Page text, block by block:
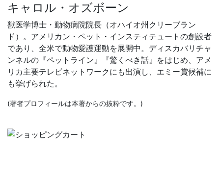
キャロル・オズボーン
獣医学博士・動物病院院長（オハイオ州クリーブラン
ド）。アメリカン・ペット・インスティテュートの創設者
であり、全米で動物愛護運動を展開中。ディスカバリチャ
ンネルの『ペットライン』『驚くべき話』をはじめ、アメ
リカ主要テレビネットワークにも出演し、エミー賞候補に
も挙げられた。
(著者プロフィールは本著からの抜粋です。)